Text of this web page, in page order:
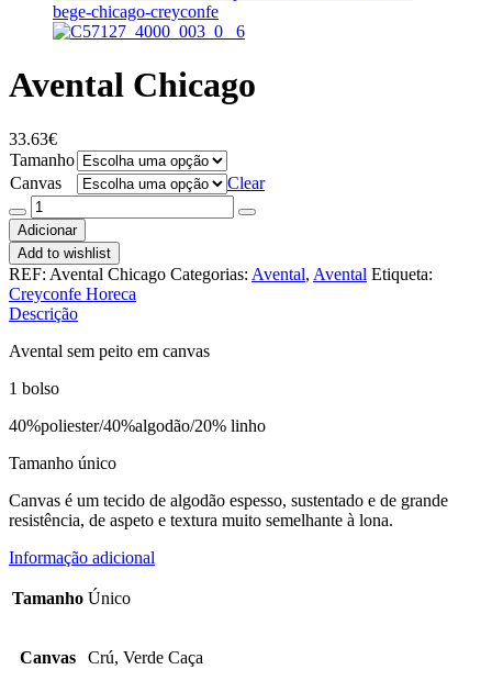
Avental Chicago
33.63€
Tamanho
Canvas
Clear
Quantidade
de
Avental
Chicago
Adicionar
Add to wishlist
REF: Avental Chicago Categorias: Avental, Avental Etiqueta:
Creyconfe Horeca
Descrição
Avental sem peito em canvas
1 bolso
40%poliester/40%algodão/20% linho
Tamanho único
Canvas é um tecido de algodão espesso, sustentado e de grande
resistência, de aspeto e textura muito semelhante à lona.
Informação adicional
Tamanho Único
Canvas Crú, Verde Caça